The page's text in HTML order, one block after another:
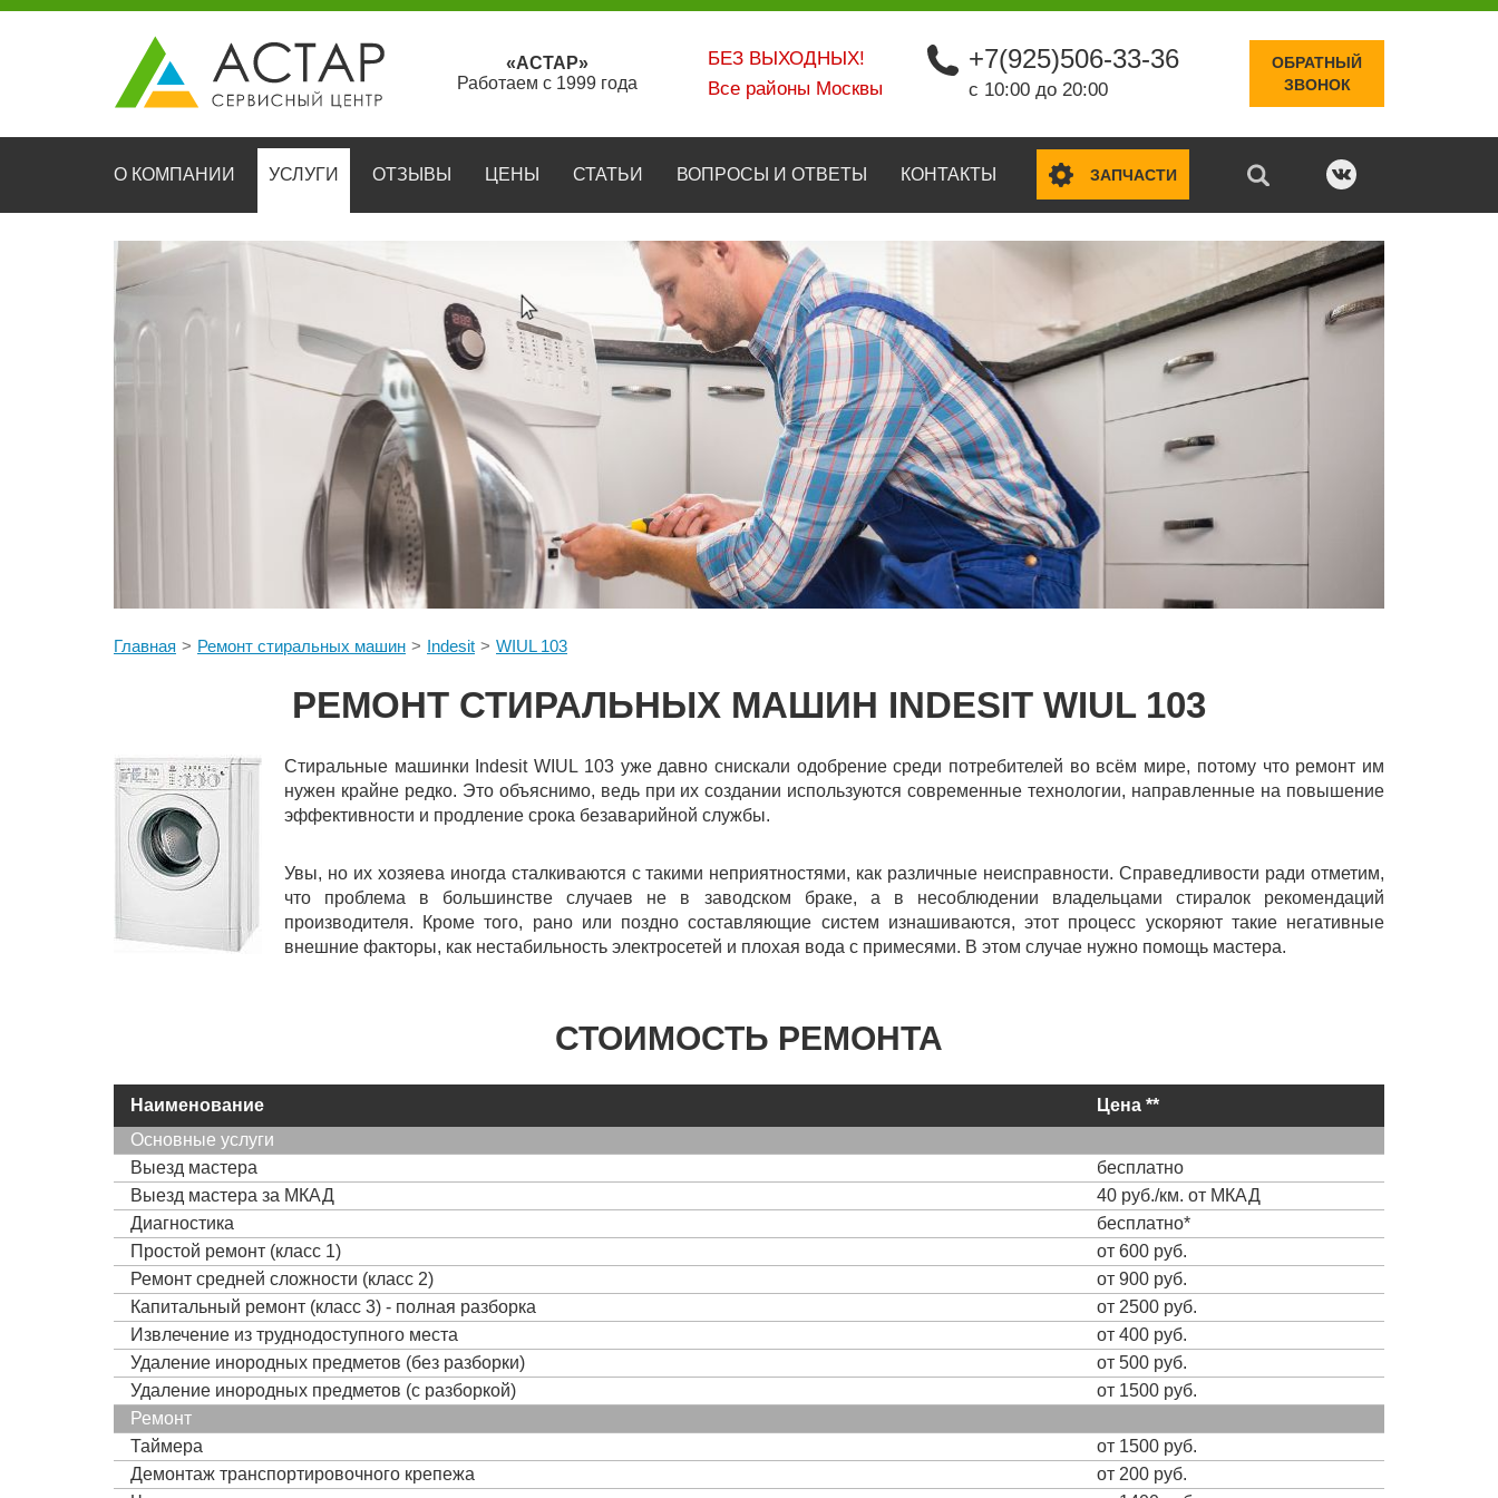
«АСТАР»
Работаем с 1999 года
БЕЗ ВЫХОДНЫХ!
Все районы Москвы
+7(925)506-33-36
с 10:00 до 20:00
ОБРАТНЫЙ
ЗВОНОК
О КОМПАНИИ УСЛУГИ ОТЗЫВЫ ЦЕНЫ СТАТЬИ ВОПРОСЫ И ОТВЕТЫ КОНТАКТЫ ЗАПЧАСТИ
Главная Ремонт стиральных машин Indesit WIUL 103
РЕМОНТ СТИРАЛЬНЫХ МАШИН INDESIT WIUL 103
Стиральные машинки Indesit WIUL 103 уже давно снискали одобрение среди потребителей во всём мире, потому что ремонт им
нужен крайне редко. Это объяснимо, ведь при их создании используются современные технологии, направленные на повышение
эффективности и продление срока безаварийной службы.
Увы, но их хозяева иногда сталкиваются с такими неприятностями, как различные неисправности. Справедливости ради отметим,
что проблема в большинстве случаев не в заводском браке, а в несоблюдении владельцами стиралок рекомендаций
производителя. Кроме того, рано или поздно составляющие систем изнашиваются, этот процесс ускоряют такие негативные
внешние факторы, как нестабильность электросетей и плохая вода с примесями. В этом случае нужно помощь мастера.
СТОИМОСТЬ РЕМОНТА
Наименование
Цена **
Основные услуги
Выезд мастера
бесплатно
Выезд мастера за МКАД
40 руб./км. от МКАД
Диагностика
бесплатно*
Простой ремонт (класс 1)
от 600 руб.
Ремонт средней сложности (класс 2)
от 900 руб.
Капитальный ремонт (класс 3) - полная разборка
от 2500 руб.
Извлечение из труднодоступного места
от 400 руб.
Удаление инородных предметов (без разборки)
от 500 руб.
Удаление инородных предметов (с разборкой)
от 1500 руб.
Ремонт
Таймера
от 1500 руб.
Демонтаж транспортировочного крепежа
от 200 руб.